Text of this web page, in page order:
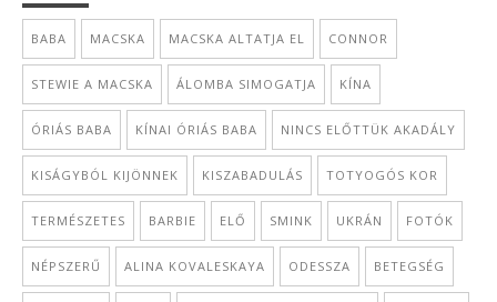
BABA MACSKA MACSKA ALTATJA EL CONNOR
STEWIE A MACSKA ÁLOMBA SIMOGATJA KÍNA
ÓRIÁS BABA KÍNAI ÓRIÁS BABA NINCS ELŐTTÜK AKADÁLY
KISÁGYBÓL KIJÖNNEK KISZABADULÁS TOTYOGÓS KOR
TERMÉSZETES BARBIE ELŐ SMINK UKRÁN FOTÓK
NÉPSZERŰ ALINA KOVALESKAYA ODESSZA BETEGSÉG